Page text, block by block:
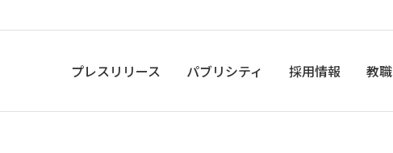
プレスリリース パブリシティ 採用情報 教